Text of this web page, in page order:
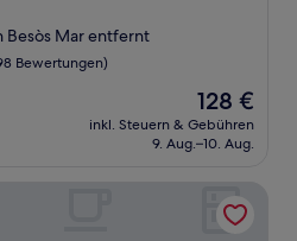
Besòs Mar entfernt
Bewertungen)
Der
Preis
beträgt
128 €
inkl. Steuern & Gebühren
9. Aug.–10. Aug.